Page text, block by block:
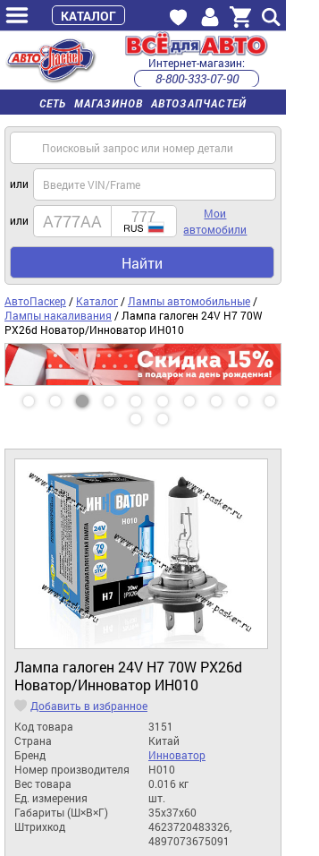
СЕТЬ МАГАЗИНОВ АВТОЗАПЧАСТЕЙ
Интернет-магазин:
8-800-333-07-90
часы работы с 9:00 до 22:00 (пн-пт)
или
или
Мои
автомобили
Найти
АвтоПаскер / Каталог / Лампы автомобильные /
Лампы накаливания / Лампа галоген 24V H7 70W
PX26d Новатор/Инноватор ИН010
Лампа галоген 24V H7 70W PX26d
Новатор/Инноватор ИН010
Добавить в избранное
Код товара
3151
Страна
Китай
Бренд
Инноватор
Номер производителя
H010
Вес товара
0.016 кг
Ед. измерения
шт.
Габариты (Ш×В×Г)
35x37x60
Штрихкод
4623720483326,
4897073675091
КАТАЛОГ